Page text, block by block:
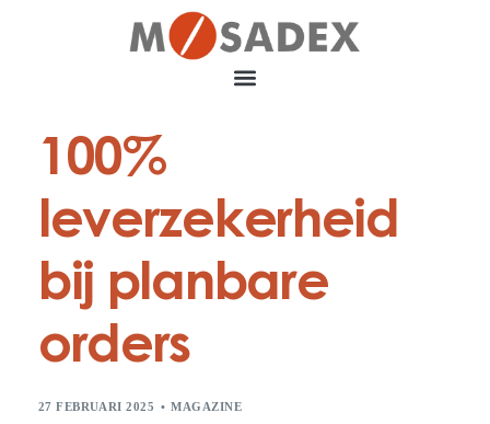
100%
leverzekerheid
bij planbare
orders
27 FEBRUARI 2025 MAGAZINE